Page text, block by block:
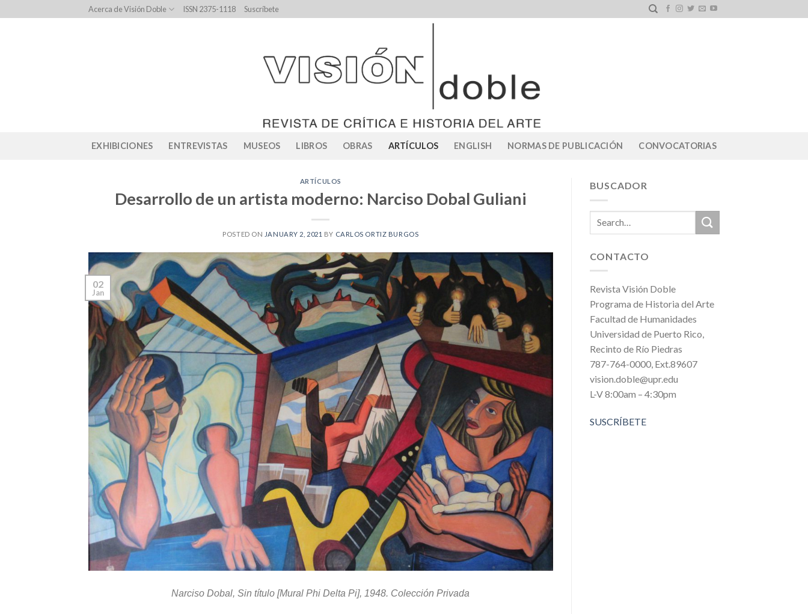
to
Acerca de Visión Doble ISSN 2375-1118 Suscríbete
EXHIBICIONES ENTREVISTAS MUSEOS LIBROS OBRAS ARTÍCULOS ENGLISH NORMAS DE PUBLICACIÓN CONVOCATORIAS
ARTÍCULOS
Desarrollo de un artista moderno: Narciso Dobal Guliani
POSTED ON JANUARY 2, 2021 BY CARLOS ORTIZ BURGOS
02
Jan
Narciso Dobal, Sin título [Mural Phi Delta Pi], 1948. Colección Privada
BUSCADOR
CONTACTO
Revista Visión Doble
Programa de Historia del Arte
Facultad de Humanidades
Universidad de Puerto Rico,
Recinto de Río Piedras
787-764-0000, Ext.89607
vision.doble@upr.edu
L-V 8:00am – 4:30pm
SUSCRÍBETE